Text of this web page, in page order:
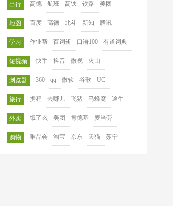
出行 高德 航班 高铁 铁路 美团
地图 百度 高德 北斗 新知 腾讯
学习 作业帮 百词斩 口语100 有道词典
短视频 快手 抖音 微视 火山
浏览器 360 qq 微软 谷歌 UC
旅行 携程 去哪儿 飞猪 马蜂窝 途牛
外卖 饿了么 美团 肯德基 麦当劳
购物 唯品会 淘宝 京东 天猫 苏宁